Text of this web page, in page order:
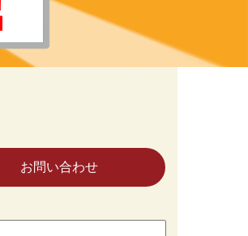
お問い合わせ